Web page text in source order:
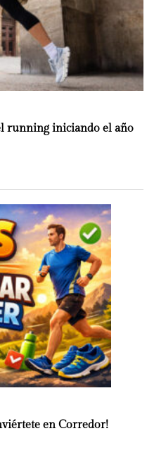
running iniciando el año
en Corredor!